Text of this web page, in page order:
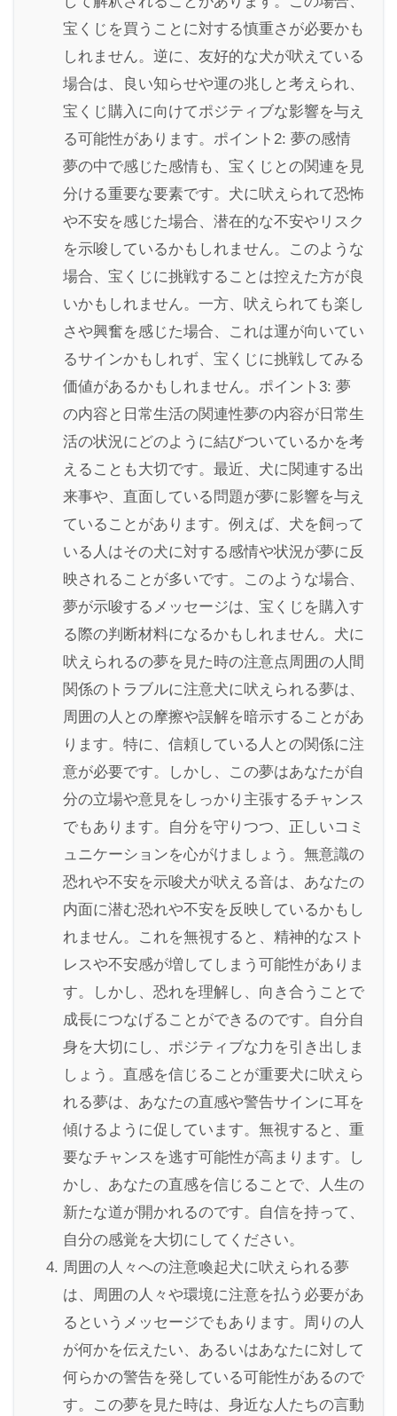
宝くじを買うことに対する慎重さが必要かも
しれません。逆に、友好的な犬が吠えている
場合は、良い知らせや運の兆しと考えられ、
宝くじ購入に向けてポジティブな影響を与え
る可能性があります。ポイント2: 夢の感情
夢の中で感じた感情も、宝くじとの関連を見
分ける重要な要素です。犬に吠えられて恐怖
や不安を感じた場合、潜在的な不安やリスク
を示唆しているかもしれません。このような
場合、宝くじに挑戦することは控えた方が良
いかもしれません。一方、吠えられても楽し
さや興奮を感じた場合、これは運が向いてい
るサインかもしれず、宝くじに挑戦してみる
価値があるかもしれません。ポイント3: 夢
の内容と日常生活の関連性夢の内容が日常生
活の状況にどのように結びついているかを考
えることも大切です。最近、犬に関連する出
来事や、直面している問題が夢に影響を与え
ていることがあります。例えば、犬を飼って
いる人はその犬に対する感情や状況が夢に反
映されることが多いです。このような場合、
夢が示唆するメッセージは、宝くじを購入す
る際の判断材料になるかもしれません。犬に
吠えられるの夢を見た時の注意点周囲の人間
関係のトラブルに注意犬に吠えられる夢は、
周囲の人との摩擦や誤解を暗示することがあ
ります。特に、信頼している人との関係に注
意が必要です。しかし、この夢はあなたが自
分の立場や意見をしっかり主張するチャンス
でもあります。自分を守りつつ、正しいコミ
ュニケーションを心がけましょう。無意識の
恐れや不安を示唆犬が吠える音は、あなたの
内面に潜む恐れや不安を反映しているかもし
れません。これを無視すると、精神的なスト
レスや不安感が増してしまう可能性がありま
す。しかし、恐れを理解し、向き合うことで
成長につなげることができるのです。自分自
身を大切にし、ポジティブな力を引き出しま
しょう。直感を信じることが重要犬に吠えら
れる夢は、あなたの直感や警告サインに耳を
傾けるように促しています。無視すると、重
要なチャンスを逃す可能性が高まります。し
かし、あなたの直感を信じることで、人生の
新たな道が開かれるのです。自信を持って、
自分の感覚を大切にしてください。
周囲の人々への注意喚起犬に吠えられる夢
は、周囲の人々や環境に注意を払う必要があ
るというメッセージでもあります。周りの人
が何かを伝えたい、あるいはあなたに対して
何らかの警告を発している可能性があるので
す。この夢を見た時は、身近な人たちの言動